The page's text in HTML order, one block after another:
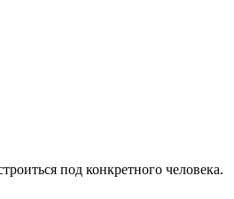
под конкретного человека.